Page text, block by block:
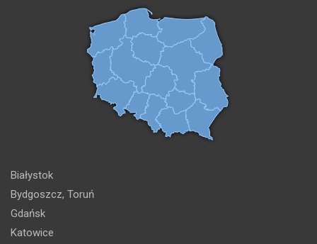
Białystok
Bydgoszcz, Toruń
Gdańsk
Katowice